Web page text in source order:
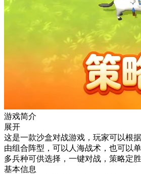
游戏简介
展开
这是一款沙盒对战游戏，玩家可以根
由组合阵型，可以人海战术，也可以
多兵种可供选择，一键对战，策略定胜
基本信息